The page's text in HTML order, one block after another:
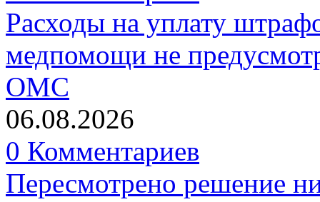
Расходы на уплату
медпомощи не
ОМС
06.08.2026
0 Комментариев
Пересмотрено решение